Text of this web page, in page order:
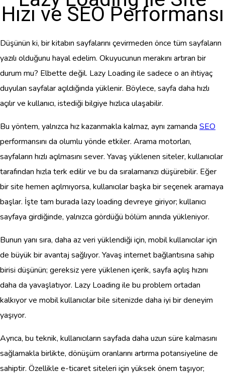
Hızı ve SEO Performansı
Düşünün ki, bir kitabın sayfalarını çevirmeden önce tüm sayfaların
yazılı olduğunu hayal edelim. Okuyucunun merakını artıran bir
durum mu? Elbette değil. Lazy Loading ile sadece o an ihtiyaç
duyulan sayfalar açıldığında yüklenir. Böylece, sayfa daha hızlı
açılır ve kullanıcı, istediği bilgiye hızlıca ulaşabilir.
Bu yöntem, yalnızca hız kazanmakla kalmaz, aynı zamanda SEO
performansını da olumlu yönde etkiler. Arama motorları,
sayfaların hızlı açılmasını sever. Yavaş yüklenen siteler, kullanıcılar
tarafından hızla terk edilir ve bu da sıralamanızı düşürebilir. Eğer
bir site hemen açılmıyorsa, kullanıcılar başka bir seçenek aramaya
başlar. İşte tam burada lazy loading devreye giriyor; kullanıcı
sayfaya girdiğinde, yalnızca gördüğü bölüm anında yükleniyor.
Bunun yanı sıra, daha az veri yüklendiği için, mobil kullanıcılar için
de büyük bir avantaj sağlıyor. Yavaş internet bağlantısına sahip
birisi düşünün; gereksiz yere yüklenen içerik, sayfa açılış hızını
daha da yavaşlatıyor. Lazy Loading ile bu problem ortadan
kalkıyor ve mobil kullanıcılar bile sitenizde daha iyi bir deneyim
yaşıyor.
Ayrıca, bu teknik, kullanıcıların sayfada daha uzun süre kalmasını
sağlamakla birlikte, dönüşüm oranlarını artırma potansiyeline de
sahiptir. Özellikle e-ticaret siteleri için yüksek önem taşıyor;